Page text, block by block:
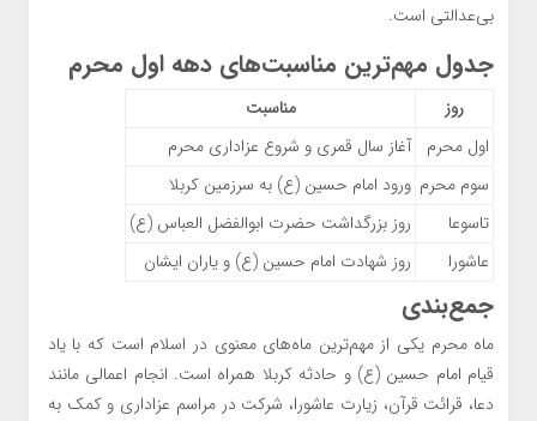
بی‌عدالتی است.
جدول مهم‌ترین مناسبت‌های دهه اول محرم
روز
مناسبت
اول محرم
آغاز سال قمری و شروع عزاداری محرم
سوم محرم ورود امام حسین (ع) به سرزمین کربلا
تاسوعا
روز بزرگداشت حضرت ابوالفضل العباس (ع)
عاشورا
روز شهادت امام حسین (ع) و یاران ایشان
جمع‌بندی
ماه محرم یکی از مهم‌ترین ماه‌های معنوی در اسلام است که با یاد
قیام امام حسین (ع) و حادثه کربلا همراه است. انجام اعمالی مانند
دعا، قرائت قرآن، زیارت عاشورا، شرکت در مراسم عزاداری و کمک به